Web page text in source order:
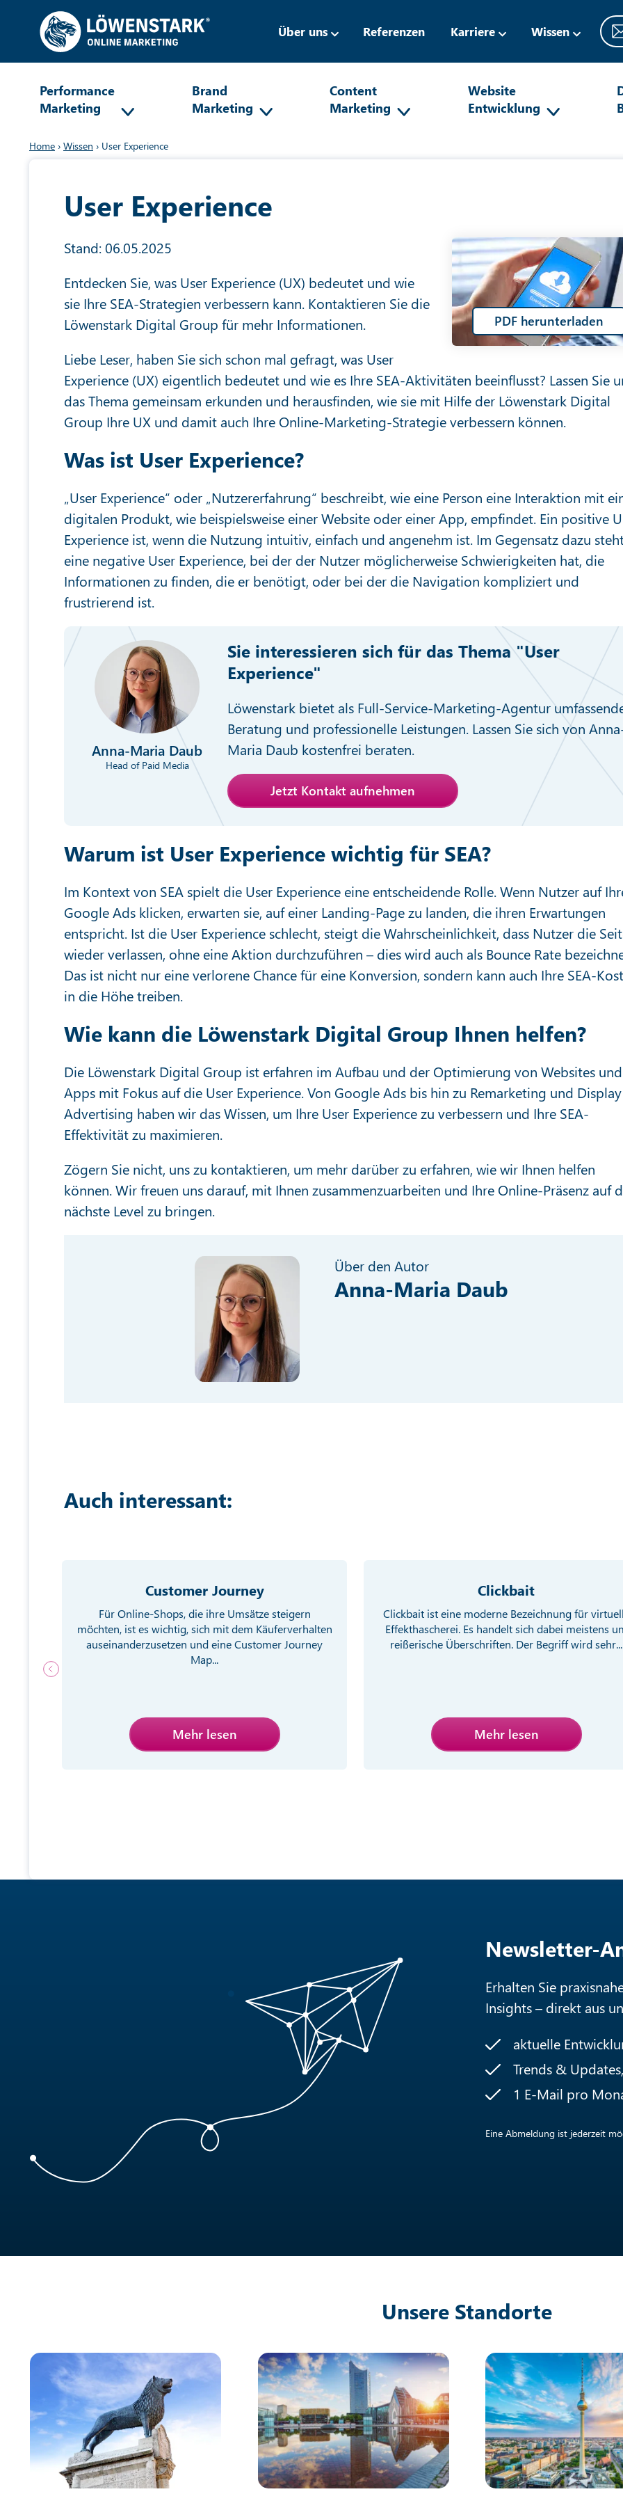
Über uns Referenzen Karriere Wissen
Performance
Marketing
Brand
Marketing
Content
Marketing
Website
Entwicklung
Home › Wissen › User Experience
User Experience
PDF herunterladen
Stand: 06.05.2025
Entdecken Sie, was User Experience (UX) bedeutet und wie
sie Ihre SEA-Strategien verbessern kann. Kontaktieren Sie die
Löwenstark Digital Group für mehr Informationen.
Liebe Leser, haben Sie sich schon mal gefragt, was User
Experience (UX) eigentlich bedeutet und wie es Ihre SEA-Aktivitäten beeinflusst? Lassen Sie
das Thema gemeinsam erkunden und herausfinden, wie sie mit Hilfe der Löwenstark Digital
Group Ihre UX und damit auch Ihre Online-Marketing-Strategie verbessern können.
Was ist User Experience?
„User Experience“ oder „Nutzererfahrung“ beschreibt, wie eine Person eine Interaktion mit
digitalen Produkt, wie beispielsweise einer Website oder einer App, empfindet. Ein positive
Experience ist, wenn die Nutzung intuitiv, einfach und angenehm ist. Im Gegensatz dazu
eine negative User Experience, bei der der Nutzer möglicherweise Schwierigkeiten hat, die
Informationen zu finden, die er benötigt, oder bei der die Navigation kompliziert und
frustrierend ist.
Anna-Maria Daub
Head of Paid Media
Sie interessieren sich für das Thema "User
Experience"
Löwenstark bietet als Full-Service-Marketing-Agentur
Beratung und professionelle Leistungen. Lassen Sie sich von
Maria Daub kostenfrei beraten.
Jetzt Kontakt aufnehmen
Warum ist User Experience wichtig für SEA?
Im Kontext von SEA spielt die User Experience eine entscheidende Rolle. Wenn Nutzer auf
Google Ads klicken, erwarten sie, auf einer Landing-Page zu landen, die ihren Erwartungen
entspricht. Ist die User Experience schlecht, steigt die Wahrscheinlichkeit, dass Nutzer die
wieder verlassen, ohne eine Aktion durchzuführen – dies wird auch als Bounce Rate
Das ist nicht nur eine verlorene Chance für eine Konversion, sondern kann auch Ihre SEA-
in die Höhe treiben.
Wie kann die Löwenstark Digital Group Ihnen helfen?
Die Löwenstark Digital Group ist erfahren im Aufbau und der Optimierung von Websites und
Apps mit Fokus auf die User Experience. Von Google Ads bis hin zu Remarketing und Display
Advertising haben wir das Wissen, um Ihre User Experience zu verbessern und Ihre SEA-
Effektivität zu maximieren.
Zögern Sie nicht, uns zu kontaktieren, um mehr darüber zu erfahren, wie wir Ihnen helfen
können. Wir freuen uns darauf, mit Ihnen zusammenzuarbeiten und Ihre Online-Präsenz auf
nächste Level zu bringen.
Über den Autor
Anna-Maria Daub
Auch interessant:
Customer Journey
Für Online-Shops, die ihre Umsätze steigern
möchten, ist es wichtig, sich mit dem Käuferverhalten
auseinanderzusetzen und eine Customer Journey
Map...
Mehr lesen
Clickbait
Clickbait ist eine moderne Bezeichnung für
Effekthascherei. Es handelt sich dabei meistens
reißerische Überschriften. Der Begriff wird sehr...
Mehr lesen
Newsletter-
Erhalten Sie
Insights – direkt aus
aktuelle
Trends &
1 E-Mail pro
Eine Abmeldung ist jederzeit
Unsere Standorte